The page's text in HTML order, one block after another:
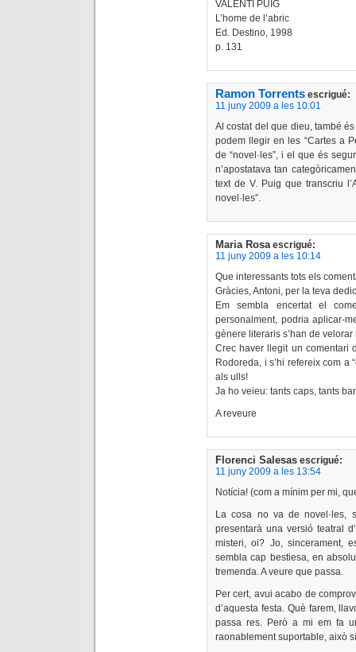
VALENTI PUIG
L’home de l’abric
Ed. Destino, 1998
p. 131
Ramon Torrents escrigué:
11 juny 2009 a les 10:01
Al costat del que dieu, també
podem llegir en les “Cartes a
de “novel·les”, i el que és
n’apostatava tan
text de V. Puig que transcriu
novel·les”.
Maria Rosa escrigué:
11 juny 2009 a les 10:14
Que interessants tots els
Gràcies, Antoni, per la teva
Em sembla encertat el
personalment, podria aplicar-
gènere literaris s’han de
Crec haver llegit un comentari
Rodoreda, i s’hi refereix com a
als ulls!
Ja ho veieu: tants caps, tants
A reveure
Florenci Salesas escrigué:
11 juny 2009 a les 13:54
Notícia! (com a mínim per mi,
La cosa no va de novel·les,
presentarà una versió teatral
misteri, oi? Jo, sincerament,
sembla cap bestiesa, en
tremenda. A veure que passa.
Per cert, avui acabo de
d’aquesta festa. Què farem,
passa res. Però a mi em fa
raonablement suportable, això